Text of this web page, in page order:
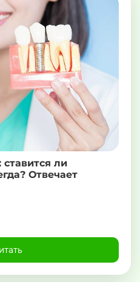
ли
Отвечает